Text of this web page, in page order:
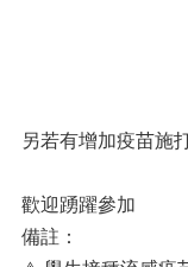
另若有增加疫苗施
歡迎踴躍參加
備註：